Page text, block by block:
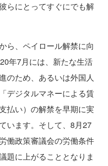
らにとってすぐにでも解
ら、ペイロール解禁に向
年7月には、新たな生活
のため、あるいは外国人
デジタルマネーによる賃
払い）の解禁を早期に実
います。そして、8月27
働政策審議会の労働条件
題に上がることとなりま